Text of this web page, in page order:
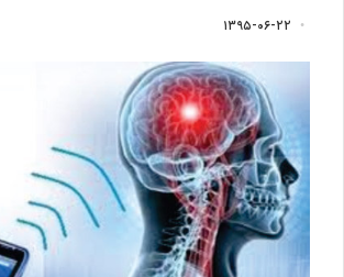
۱۳۹۵-۰۶-۲۲